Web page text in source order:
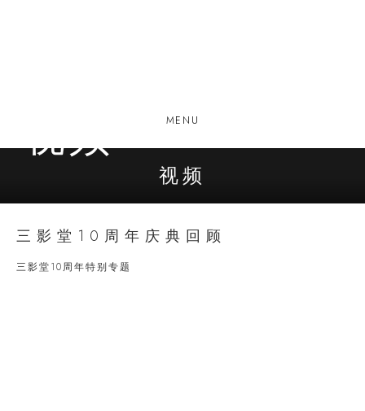
MENU
视频
视频
三影堂10周年庆典回顾
三影堂10周年特别专题